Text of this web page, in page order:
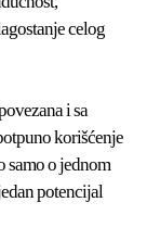
celog
i sa
korišćenje
samo o jednom
potencijal